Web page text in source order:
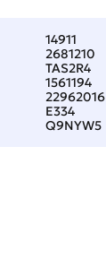
14911
2681210
TAS2R4
1561194
22962016
E334
Q9NYW5